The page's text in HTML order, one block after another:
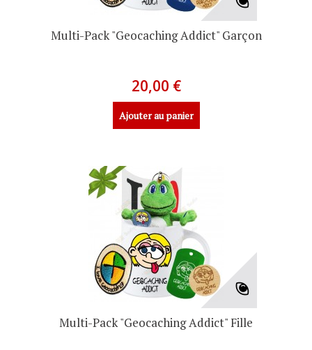
Multi-Pack "Geocaching Addict" Garçon
20,00 €
Ajouter au panier
Multi-Pack "Geocaching Addict" Fille